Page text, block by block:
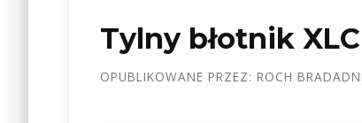
Tylny błotnik
OPUBLIKOWANE PRZEZ: ROCH BRADA